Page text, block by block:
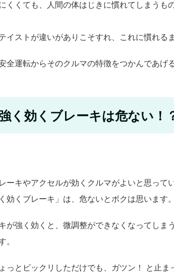
くくても、人間の体はじきに慣れてしまう
イストが違いがありこそすれ、これに慣れる
全運転からそのクルマの特徴をつかんであげ
く効くブレーキは危ない！
ーキやアクセルが効くクルマがよいと思って
効くブレーキ」は、危ないとボクは思います。
が強く効くと、微調整ができなくなってし
。
っとビックリしただけでも、ガツン！ と止